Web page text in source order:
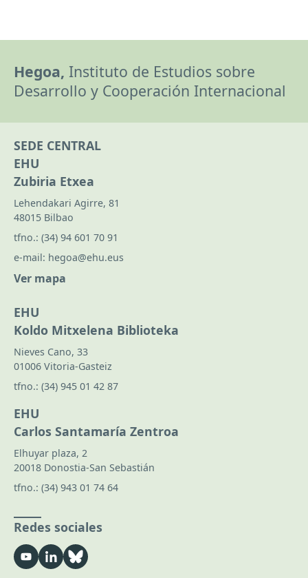
Hegoa, Instituto de Estudios sobre
Desarrollo y Cooperación Internacional
SEDE CENTRAL
EHU
Zubiria Etxea
Lehendakari Agirre, 81
48015 Bilbao
tfno.: (34) 94 601 70 91
e-mail: hegoa@ehu.eus
Ver mapa
EHU
Koldo Mitxelena Biblioteka
Nieves Cano, 33
01006 Vitoria-Gasteiz
tfno.: (34) 945 01 42 87
EHU
Carlos Santamaría Zentroa
Elhuyar plaza, 2
20018 Donostia-San Sebastián
tfno.: (34) 943 01 74 64
Redes sociales